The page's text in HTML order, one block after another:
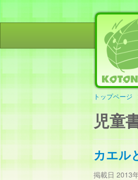
トップページ
児童
カエル
掲載日 2013